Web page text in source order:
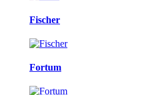
Fischer
Fortum